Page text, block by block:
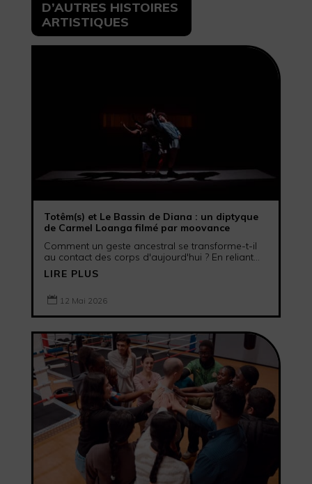
D’AUTRES HISTOIRES
ARTISTIQUES
Totêm(s) et Le Bassin de Diana : un diptyque
de Carmel Loanga filmé par moovance
Comment un geste ancestral se transforme-t-il
au contact des corps d'aujourd'hui ? En reliant...
LIRE PLUS
 12 Mai 2026